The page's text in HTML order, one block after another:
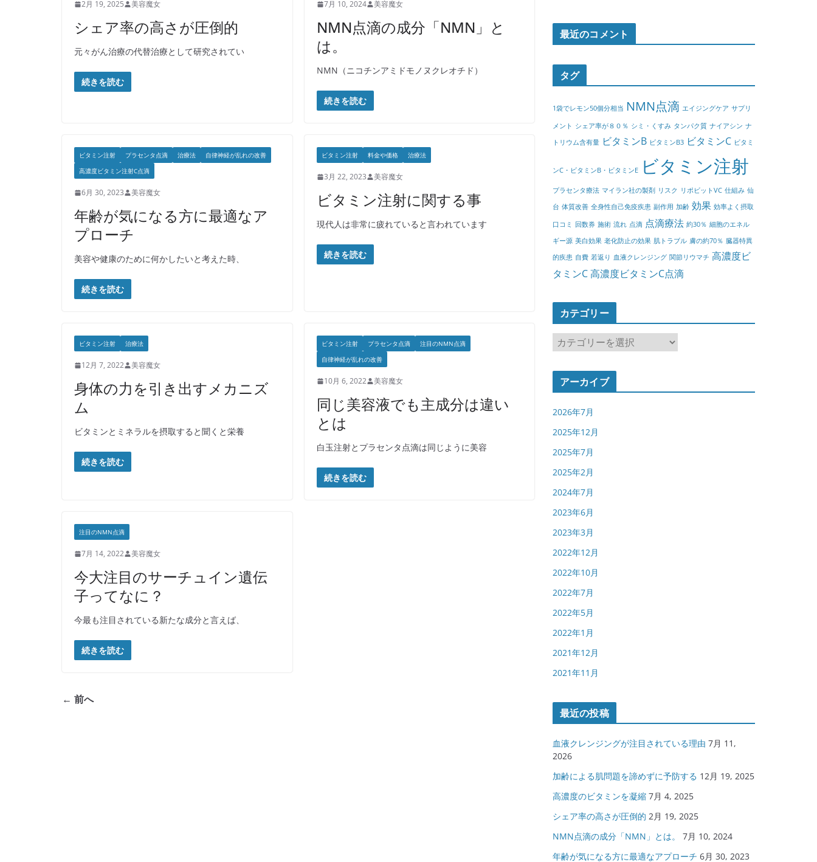
2月 19, 2025 美容魔女
シェア率の高さが圧倒的
元々がん治療の代替治療として研究されてい
続きを読む
7月 10, 2024 美容魔女
NMN点滴の成分「NMN」と
は。
NMN（ニコチンアミドモノヌクレオチド）
続きを読む
ビタミン注射 プラセンタ点滴 治療法
自律神経が乱れの改善
高濃度ビタミン注射C点滴
6月 30, 2023 美容魔女
年齢が気になる方に最適なア
プローチ
美容や健康のために何かしたいと考えた時、
続きを読む
ビタミン注射 料金や価格 治療法
3月 22, 2023 美容魔女
ビタミン注射に関する事
現代人は非常に疲れていると言われています
続きを読む
ビタミン注射 治療法
12月 7, 2022 美容魔女
身体の力を引き出すメカニズ
ム
ビタミンとミネラルを摂取すると聞くと栄養
続きを読む
ビタミン注射 プラセンタ点滴
注目のNMN点滴
自律神経が乱れの改善
10月 6, 2022 美容魔女
同じ美容液でも主成分は違い
とは
白玉注射とプラセンタ点滴は同じように美容
続きを読む
注目のNMN点滴
7月 14, 2022 美容魔女
今大注目のサーチュイン遺伝
子ってなに？
今最も注目されている新たな成分と言えば、
続きを読む
← 前へ
最近のコメント
タグ
1袋でレモン50個分相当 NMN点滴 エイジングケア サプリ
メント シェア率が８０％ シミ・くすみ タンパク質 ナイアシン ナ
トリウム含有量 ビタミンB ビタミンB3 ビタミンC ビタミ
ンC・ビタミンB・ビタミンE ビタミン注射
プラセンタ療法 マイラン社の製剤 リスク リポビットVC 仕組み 仙
台 体質改善 全身性自己免疫疾患 副作用 加齢 効果 効率よく摂取
口コミ 回数券 施術 流れ 点滴 点滴療法 約30％ 細胞のエネル
ギー源 美白効果 老化防止の効果 肌トラブル 膚の約70％ 臓器特異
的疾患 自費 若返り 血液クレンジング 関節リウマチ 高濃度ビ
タミンC高濃度ビタミンC点滴
カテゴリー
カ
テ
ゴ
アーカイブ
2026年7月
2025年12月
2025年7月
2025年2月
2024年7月
2023年6月
2023年3月
2022年12月
2022年10月
2022年7月
2022年5月
2022年1月
2021年12月
2021年11月
最近の投稿
血液クレンジングが注目されている理由 7月 11,
2026
加齢による肌問題を諦めずに予防する 12月 19, 2025
高濃度のビタミンを凝縮 7月 4, 2025
シェア率の高さが圧倒的 2月 19, 2025
NMN点滴の成分「NMN」とは。
7月 10, 2024
年齢が気になる方に最適なアプローチ 6月 30, 2023